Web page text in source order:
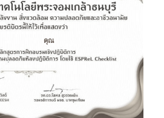
คุณ